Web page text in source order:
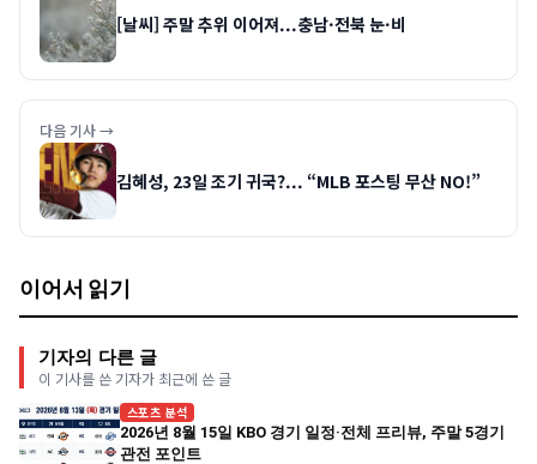
[날씨] 주말 추위 이어져...충남·전북 눈·비
다음 기사 →
김혜성, 23일 조기 귀국?... “MLB 포스팅 무산 NO!”
이어서 읽기
기자의 다른 글
이 기사를 쓴 기자가 최근에 쓴 글
스포츠 분석
2026년 8월 15일 KBO 경기 일정·전체 프리뷰, 주말 5경기
관전 포인트